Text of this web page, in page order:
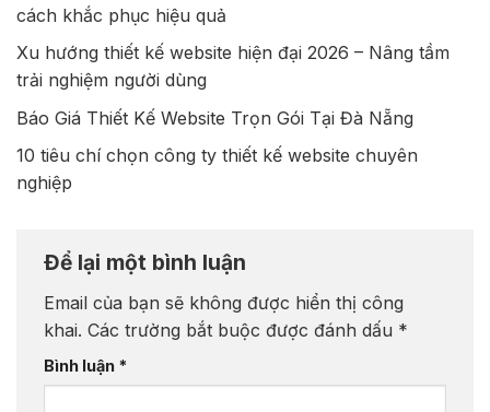
cách khắc phục hiệu quả
Xu hướng thiết kế website hiện đại 2026 – Nâng tầm
trải nghiệm người dùng
Báo Giá Thiết Kế Website Trọn Gói Tại Đà Nẵng
10 tiêu chí chọn công ty thiết kế website chuyên
nghiệp
Để lại một bình luận
Email của bạn sẽ không được hiển thị công
khai. Các trường bắt buộc được đánh dấu *
Bình luận *